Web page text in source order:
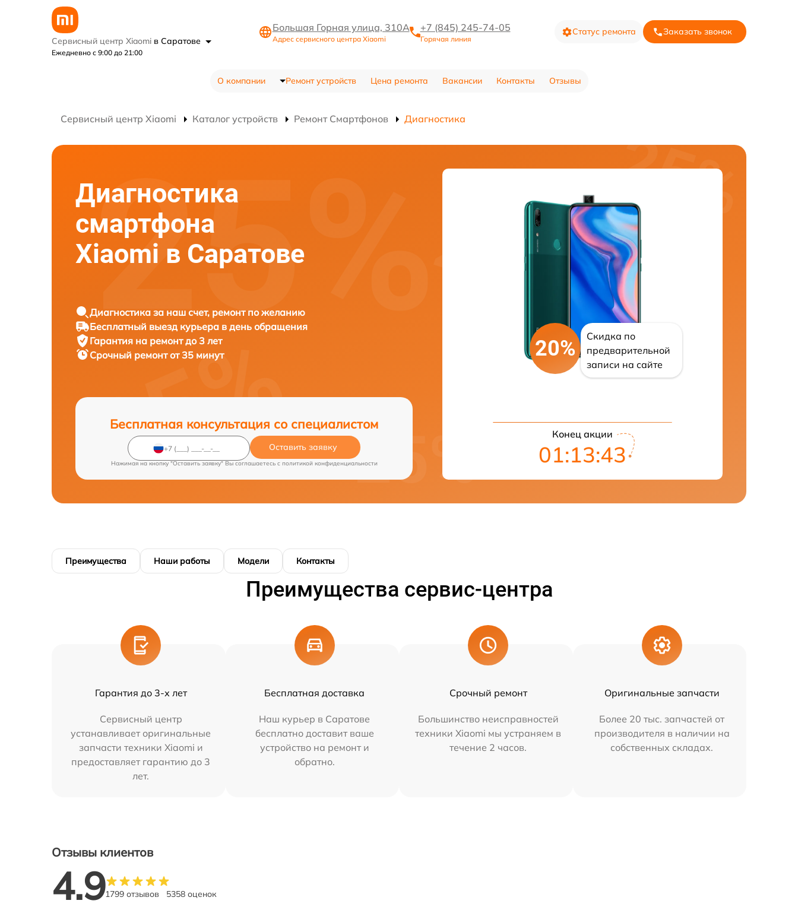
Сервисный центр Xiaomi в Саратове
Ежедневно с 9:00 до 21:00
Большая Горная улица, 310А
Адрес сервисного центра Xiaomi
+7 (845) 245-74-05
Горячая линия
Статус ремонта Заказать звонок
О компании Ремонт устройств Цена ремонта Вакансии Контакты Отзывы
Сервисный центр Xiaomi Каталог устройств Ремонт Смартфонов Диагностика
Диагностика
смартфона
Xiaomi в Саратове
Диагностика за наш счет, ремонт по желанию
Бесплатный выезд курьера в день обращения
Гарантия на ремонт до 3 лет
Срочный ремонт от 35 минут
Бесплатная консультация со специалистом
Оставить заявку
Нажимая на кнопку "Оставить заявку" Вы соглашаетесь c политикой конфиденциальности
20%
Скидка по
предварительной
записи на сайте
Конец акции
01:13:41
Преимущества Наши работы Модели Контакты
Преимущества сервис-центра
Гарантия до 3-х лет
Сервисный центр
устанавливает оригинальные
запчасти техники Xiaomi и
предоставляет гарантию до 3
лет.
Бесплатная доставка
Наш курьер в Саратове
бесплатно доставит ваше
устройство на ремонт и
обратно.
Срочный ремонт
Большинство неисправностей
техники Xiaomi мы устраняем в
течение 2 часов.
Оригинальные запчасти
Более 20 тыс. запчастей от
производителя в наличии на
собственных складах.
Отзывы клиентов
4.91799 отзывов 5358 оценок